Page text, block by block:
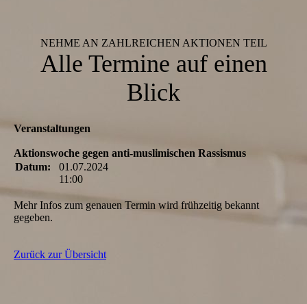
NEHME AN ZAHLREICHEN AKTIONEN TEIL
Alle Termine auf einen
Blick
Veranstaltungen
Aktionswoche gegen anti-muslimischen Rassismus
Datum:
01.07.2024
11:00
Mehr Infos zum genauen Termin wird frühzeitig bekannt
gegeben.
Zurück zur Übersicht